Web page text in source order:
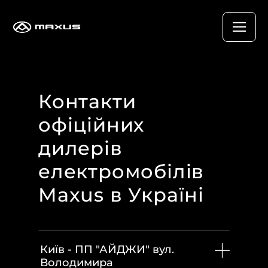
Контакти
офіційних
дилерів
електромобілів
Maxus в Україні
Київ - ПП "АЙДЖИ" вул.
Володимира